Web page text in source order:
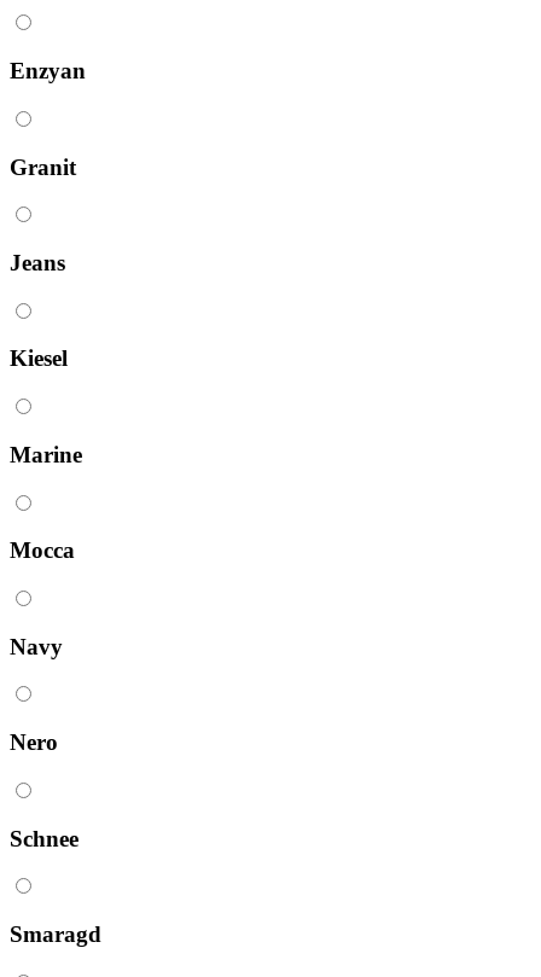
Enzyan
Granit
Jeans
Kiesel
Marine
Mocca
Navy
Nero
Schnee
Smaragd